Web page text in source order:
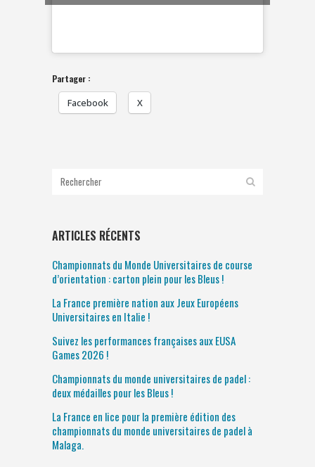
Partager :
Facebook X
ARTICLES RÉCENTS
Championnats du Monde Universitaires de course
d’orientation : carton plein pour les Bleus !
La France première nation aux Jeux Européens
Universitaires en Italie !
Suivez les performances françaises aux EUSA
Games 2026 !
Championnats du monde universitaires de padel :
deux médailles pour les Bleus !
La France en lice pour la première édition des
championnats du monde universitaires de padel à
Malaga.